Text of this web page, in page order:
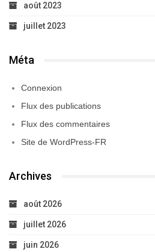
août 2023
juillet 2023
Méta
Connexion
Flux des publications
Flux des commentaires
Site de WordPress-FR
Archives
août 2026
juillet 2026
juin 2026